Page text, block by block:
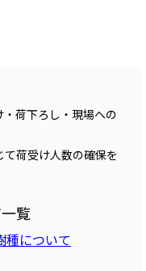
・荷下ろし・現場への
て荷受け人数の確保を
覧
について